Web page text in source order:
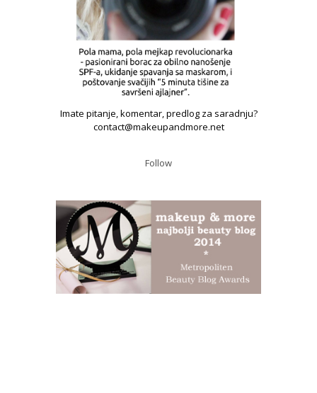
Imate pitanje, komentar, predlog za saradnju?
contact@makeupandmore.net